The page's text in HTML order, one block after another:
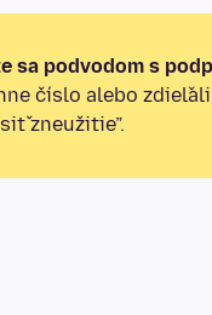
sa podvodom s
číslo alebo
zneužitie”.